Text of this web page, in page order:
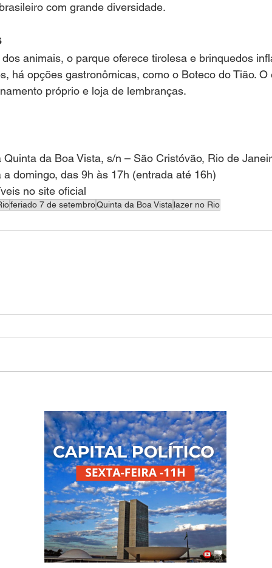
com grande diversidade.
animais, o parque oferece tirolesa e brinquedos
há opções gastronômicas, como o Boteco do Tião.
próprio e loja de lembranças.
Quinta da Boa Vista, s/n – São Cristóvão, Rio de
domingo, das 9h às 17h (entrada até 16h)
no site oficial
feriado 7 de setembroQuinta da Boa Vista lazer no Rio